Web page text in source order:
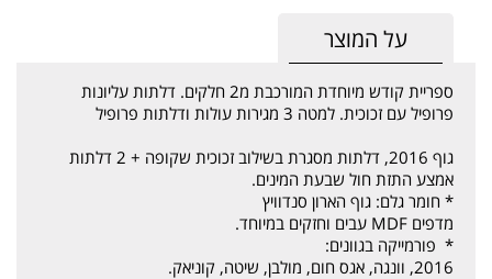
על המוצר
ספריית קודש מיוחדת המורכבת מ2 חלקים. דלתות עליונות
פרופיל עם זכוכית. למטה 3 מגירות עולות ודלתות פרופיל
גוף 2016, דלתות מסגרת בשילוב זכוכית שקופה + 2 דלתות
אמצע התזת חול שבעת המינים.
* חומר גלם: גוף הארון סנדוויץ
מדפים MDF עבים וחזקים במיוחד.
* פורמייקה בגוונים:
2016, וונגה, אגס חום, מולבן, שיטה, קוניאק.